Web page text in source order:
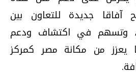
آفاقا جديدة للتعاون بين
وتسهم في اكتشاف ودعم
يعزز من مكانة مصر كمركز